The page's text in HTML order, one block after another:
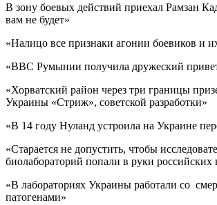
В зону боевых действий приехал Рамзан
вам не будет»
«Налицо все признаки агонии боевиков и
«ВВС Румынии получила дружеский
«Хорватский район через три границы
Украины «Стриж», советской разработки»
«В 14 году Нуланд устроила на Украине
«Старается не допустить, чтобы
биолабораторий попали в руки российских
«В лабораториях Украины работали со
патогенами»